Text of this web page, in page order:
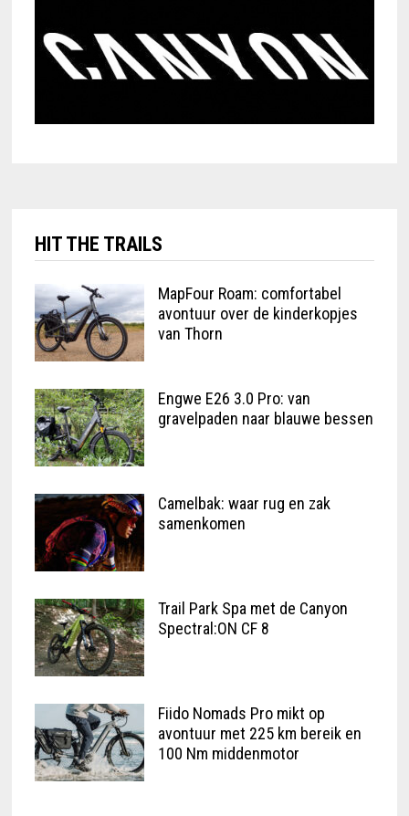
HIT THE TRAILS
MapFour Roam: comfortabel
avontuur over de kinderkopjes
van Thorn
Engwe E26 3.0 Pro: van
gravelpaden naar blauwe bessen
Camelbak: waar rug en zak
samenkomen
Trail Park Spa met de Canyon
Spectral:ON CF 8
Fiido Nomads Pro mikt op
avontuur met 225 km bereik en
100 Nm middenmotor